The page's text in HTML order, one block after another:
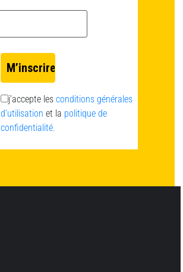
j’accepte les conditions générales
d’utilisation et la politique de
confidentialité.